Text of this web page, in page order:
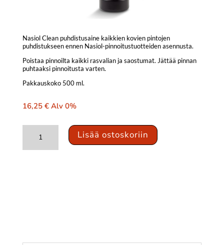
Nasiol Clean puhdistusaine kaikkien kovien pintojen
puhdistukseen ennen Nasiol-pinnoitustuotteiden asennusta.
Poistaa pinnoilta kaikki rasvalian ja saostumat. Jättää pinnan
puhtaaksi pinnoitusta varten.
Pakkauskoko 500 ml.
16,25 € Alv 0%
Puhdistusaine
Lisää ostoskoriin